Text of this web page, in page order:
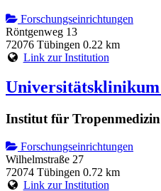
Forschungseinrichtungen
Röntgenweg 13
72076 Tübingen 0.22 km
Link zur Institution
Institut für Tropenmedizin
Forschungseinrichtungen
Wilhelmstraße 27
72074 Tübingen 0.72 km
Link zur Institution